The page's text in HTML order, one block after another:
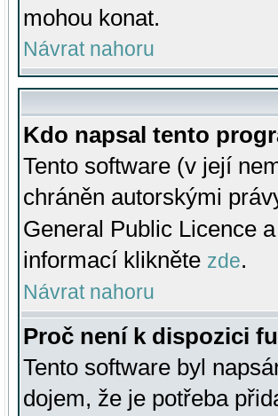
mohou konat.
Návrat nahoru
Kdo napsal tento
Tento software (v její
chráněn autorskými
General Public Licence
informací klikněte zde.
Návrat nahoru
Proč není k dispozici
Tento software byl
dojem, že je potřeba